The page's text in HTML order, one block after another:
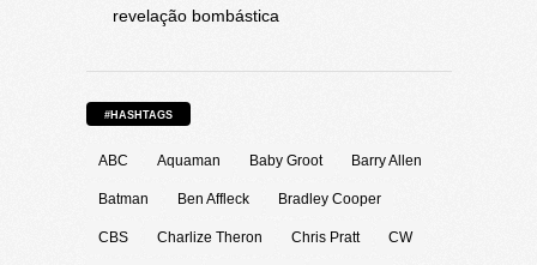
revelação bombástica
#HASHTAGS
ABC Aquaman Baby Groot Barry Allen
Batman Ben Affleck Bradley Cooper
CBS Charlize Theron Chris Pratt CW